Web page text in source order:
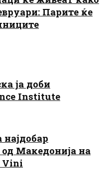
Парите ќе
ја доби
Institute
најдобар
Македонија на
Vini